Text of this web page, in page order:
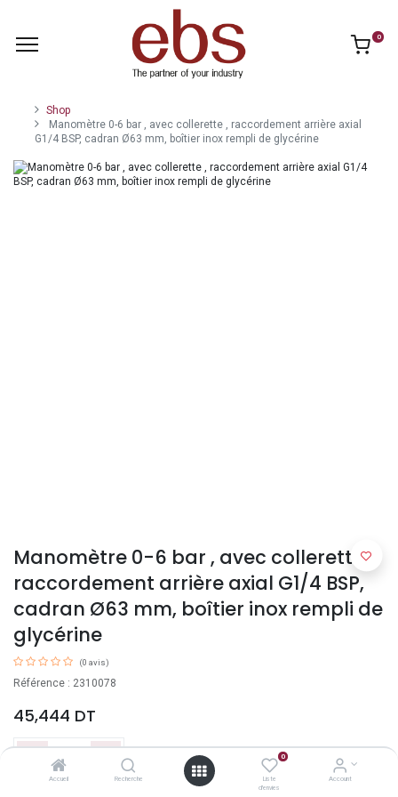
Accueil Recherche
0
Liste
d'envies
Account
0
Shop
Manomètre 0-6 bar , avec collerette , raccordement arrière axial
G1/4 BSP, cadran Ø63 mm, boîtier inox rempli de glycérine
Manomètre 0-6 bar , avec collerette ,
raccordement arrière axial G1/4 BSP,
cadran Ø63 mm, boîtier inox rempli de
glycérine
(0 avis)
Référence : 2310078
45,444 DT